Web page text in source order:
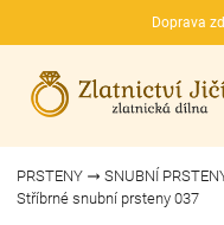
Doprava
CZK
PRSTENY SNUBNÍ
Stříbrné snubní prsteny 037